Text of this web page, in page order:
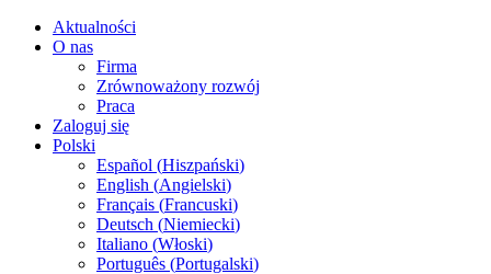
Aktualności
O nas
Firma
Zrównoważony rozwój
Praca
Zaloguj się
Polski
Español (Hiszpański)
English (Angielski)
Français (Francuski)
Deutsch (Niemiecki)
Italiano (Włoski)
Português (Portugalski)